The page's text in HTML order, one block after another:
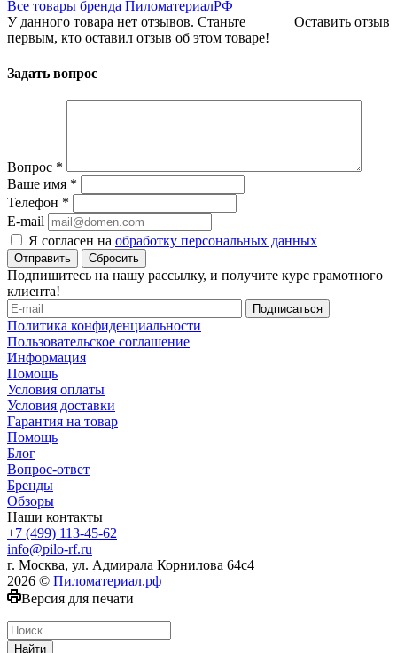
Все товары бренда ПиломатериалРФ
Оставить отзыв
У данного товара нет отзывов. Станьте
первым, кто оставил отзыв об этом товаре!
Задать вопрос
Вопрос *
Ваше имя *
Телефон *
E-mail
Я согласен на обработку персональных данных
Сбросить
Подпишитесь на нашу рассылку, и получите курс грамотного
клиента!
Политика конфиденциальности
Пользовательское соглашение
Информация
Помощь
Условия оплаты
Условия доставки
Гарантия на товар
Помощь
Блог
Вопрос-ответ
Бренды
Обзоры
Наши контакты
+7 (499) 113-45-62
info@pilo-rf.ru
г. Москва, ул. Адмирала Корнилова 64с4
2026 © Пиломатериал.рф
Версия для печати
Найти